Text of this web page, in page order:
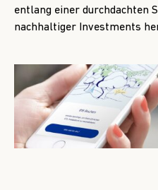
entlang einer durchdachten
nachhaltiger Investments